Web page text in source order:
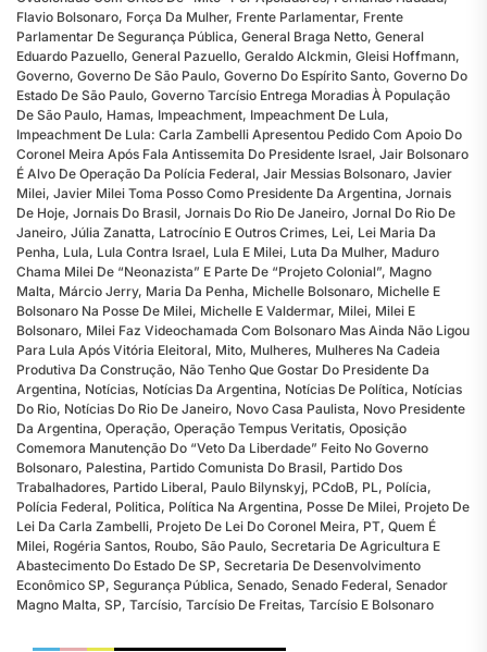
Flavio Bolsonaro, Força Da Mulher, Frente Parlamentar, Frente
Parlamentar De Segurança Pública, General Braga Netto, General
Eduardo Pazuello, General Pazuello, Geraldo Alckmin, Gleisi Hoffmann,
Governo, Governo De São Paulo, Governo Do Espírito Santo, Governo Do
Estado De São Paulo, Governo Tarcísio Entrega Moradias À População
De São Paulo, Hamas, Impeachment, Impeachment De Lula,
Impeachment De Lula: Carla Zambelli Apresentou Pedido Com Apoio Do
Coronel Meira Após Fala Antissemita Do Presidente Israel, Jair Bolsonaro
É Alvo De Operação Da Polícia Federal, Jair Messias Bolsonaro, Javier
Milei, Javier Milei Toma Posso Como Presidente Da Argentina, Jornais
De Hoje, Jornais Do Brasil, Jornais Do Rio De Janeiro, Jornal Do Rio De
Janeiro, Júlia Zanatta, Latrocínio E Outros Crimes, Lei, Lei Maria Da
Penha, Lula, Lula Contra Israel, Lula E Milei, Luta Da Mulher, Maduro
Chama Milei De “neonazista” E Parte De “projeto Colonial”, Magno
Malta, Márcio Jerry, Maria Da Penha, Michelle Bolsonaro, Michelle E
Bolsonaro Na Posse De Milei, Michelle E Valdermar, Milei, Milei E
Bolsonaro, Milei Faz Videochamada Com Bolsonaro Mas Ainda Não Ligou
Para Lula Após Vitória Eleitoral, Mito, Mulheres, Mulheres Na Cadeia
Produtiva Da Construção, Não Tenho Que Gostar Do Presidente Da
Argentina, Notícias, Notícias Da Argentina, Notícias De Política, Notícias
Do Rio, Notícias Do Rio De Janeiro, Novo Casa Paulista, Novo Presidente
Da Argentina, Operação, Operação Tempus Veritatis, Oposição
Comemora Manutenção Do “veto Da Liberdade” Feito No Governo
Bolsonaro, Palestina, Partido Comunista Do Brasil, Partido Dos
Trabalhadores, Partido Liberal, Paulo Bilynskyj, PCdoB, PL, Polícia,
Polícia Federal, Politica, Política Na Argentina, Posse De Milei, Projeto De
Lei Da Carla Zambelli, Projeto De Lei Do Coronel Meira, PT, Quem É
Milei, Rogéria Santos, Roubo, São Paulo, Secretaria De Agricultura E
Abastecimento Do Estado De SP, Secretaria De Desenvolvimento
Econômico SP, Segurança Pública, Senado, Senado Federal, Senador
Magno Malta, SP, Tarcísio, Tarcísio De Freitas, Tarcísio E Bolsonaro